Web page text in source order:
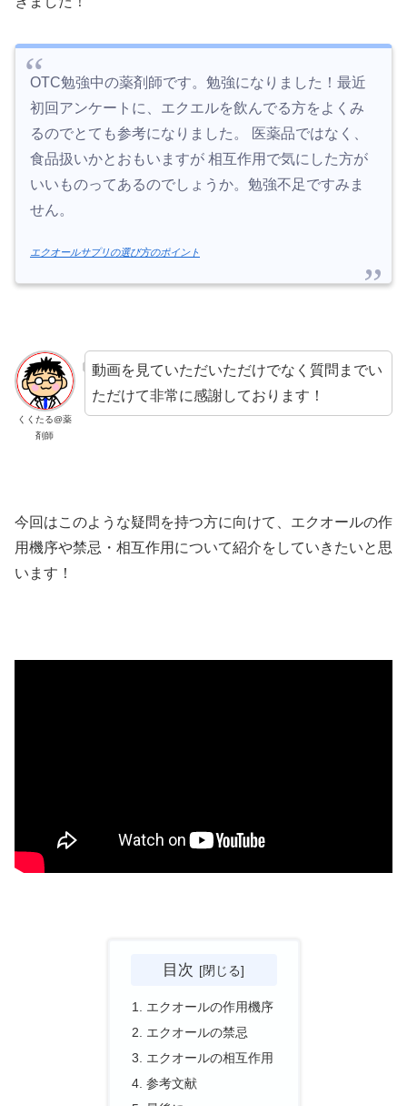
OTC勉強中の薬剤師です。勉強になりました！最近
初回アンケートに、エクエルを飲んでる方をよくみ
るのでとても参考になりました。 医薬品ではなく、
食品扱いかとおもいますが 相互作用で気にした方が
いいものってあるのでしょうか。勉強不足ですみま
せん。
エクオールサプリの選び方のポイント
くくたる@薬
剤師
動画を見ていただいただけでなく質問までい
ただけて非常に感謝しております！
今回はこのような疑問を持つ方に向けて、エクオールの作
用機序や禁忌・相互作用について紹介をしていきたいと思
います！
目次
エクオールの作用機序
エクオールの禁忌
エクオールの相互作用
参考文献